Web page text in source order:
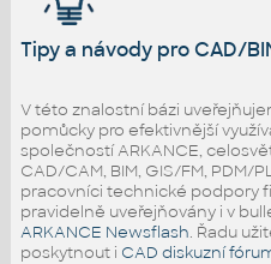
Tipy a návody pro CAD/
V této znalostní bázi
pomůcky pro efektivnější
společností ARKANCE,
CAD/CAM, BIM, GIS/FM, PDM/
pracovníci technické podpory
pravidelně uveřejňovány i v
ARKANCE Newsflash. Řadu
poskytnout i CAD diskuzní